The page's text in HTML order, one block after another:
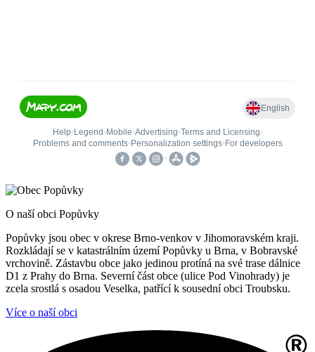
O naší obci Popůvky
Popůvky jsou obec v okrese Brno-venkov v Jihomoravském kraji.
Rozkládají se v katastrálním území Popůvky u Brna, v Bobravské
vrchovině. Zástavbu obce jako jedinou protíná na své trase dálnice
D1 z Prahy do Brna. Severní část obce (ulice Pod Vinohrady) je
zcela srostlá s osadou Veselka, patřící k sousední obci Troubsku.
Více o naší obci